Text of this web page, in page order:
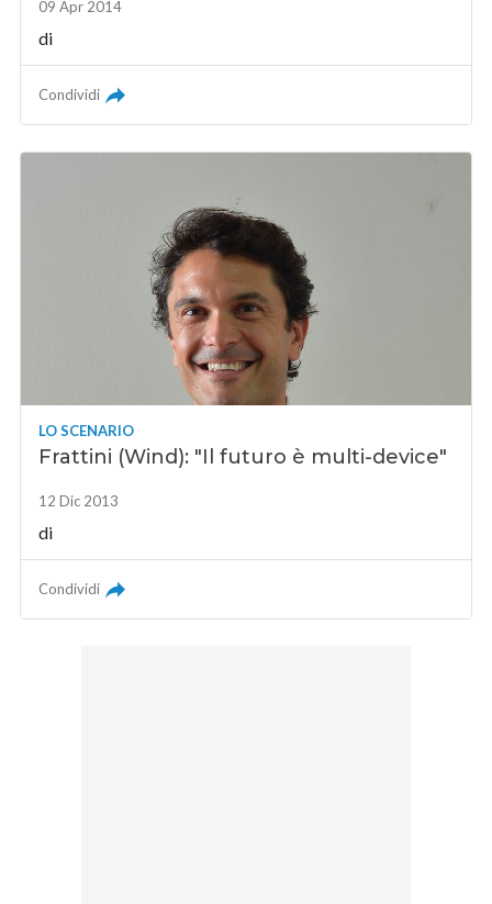
09 Apr 2014
di
Condividi
LO SCENARIO
Frattini (Wind): "Il futuro è multi-device"
12 Dic 2013
di
Condividi